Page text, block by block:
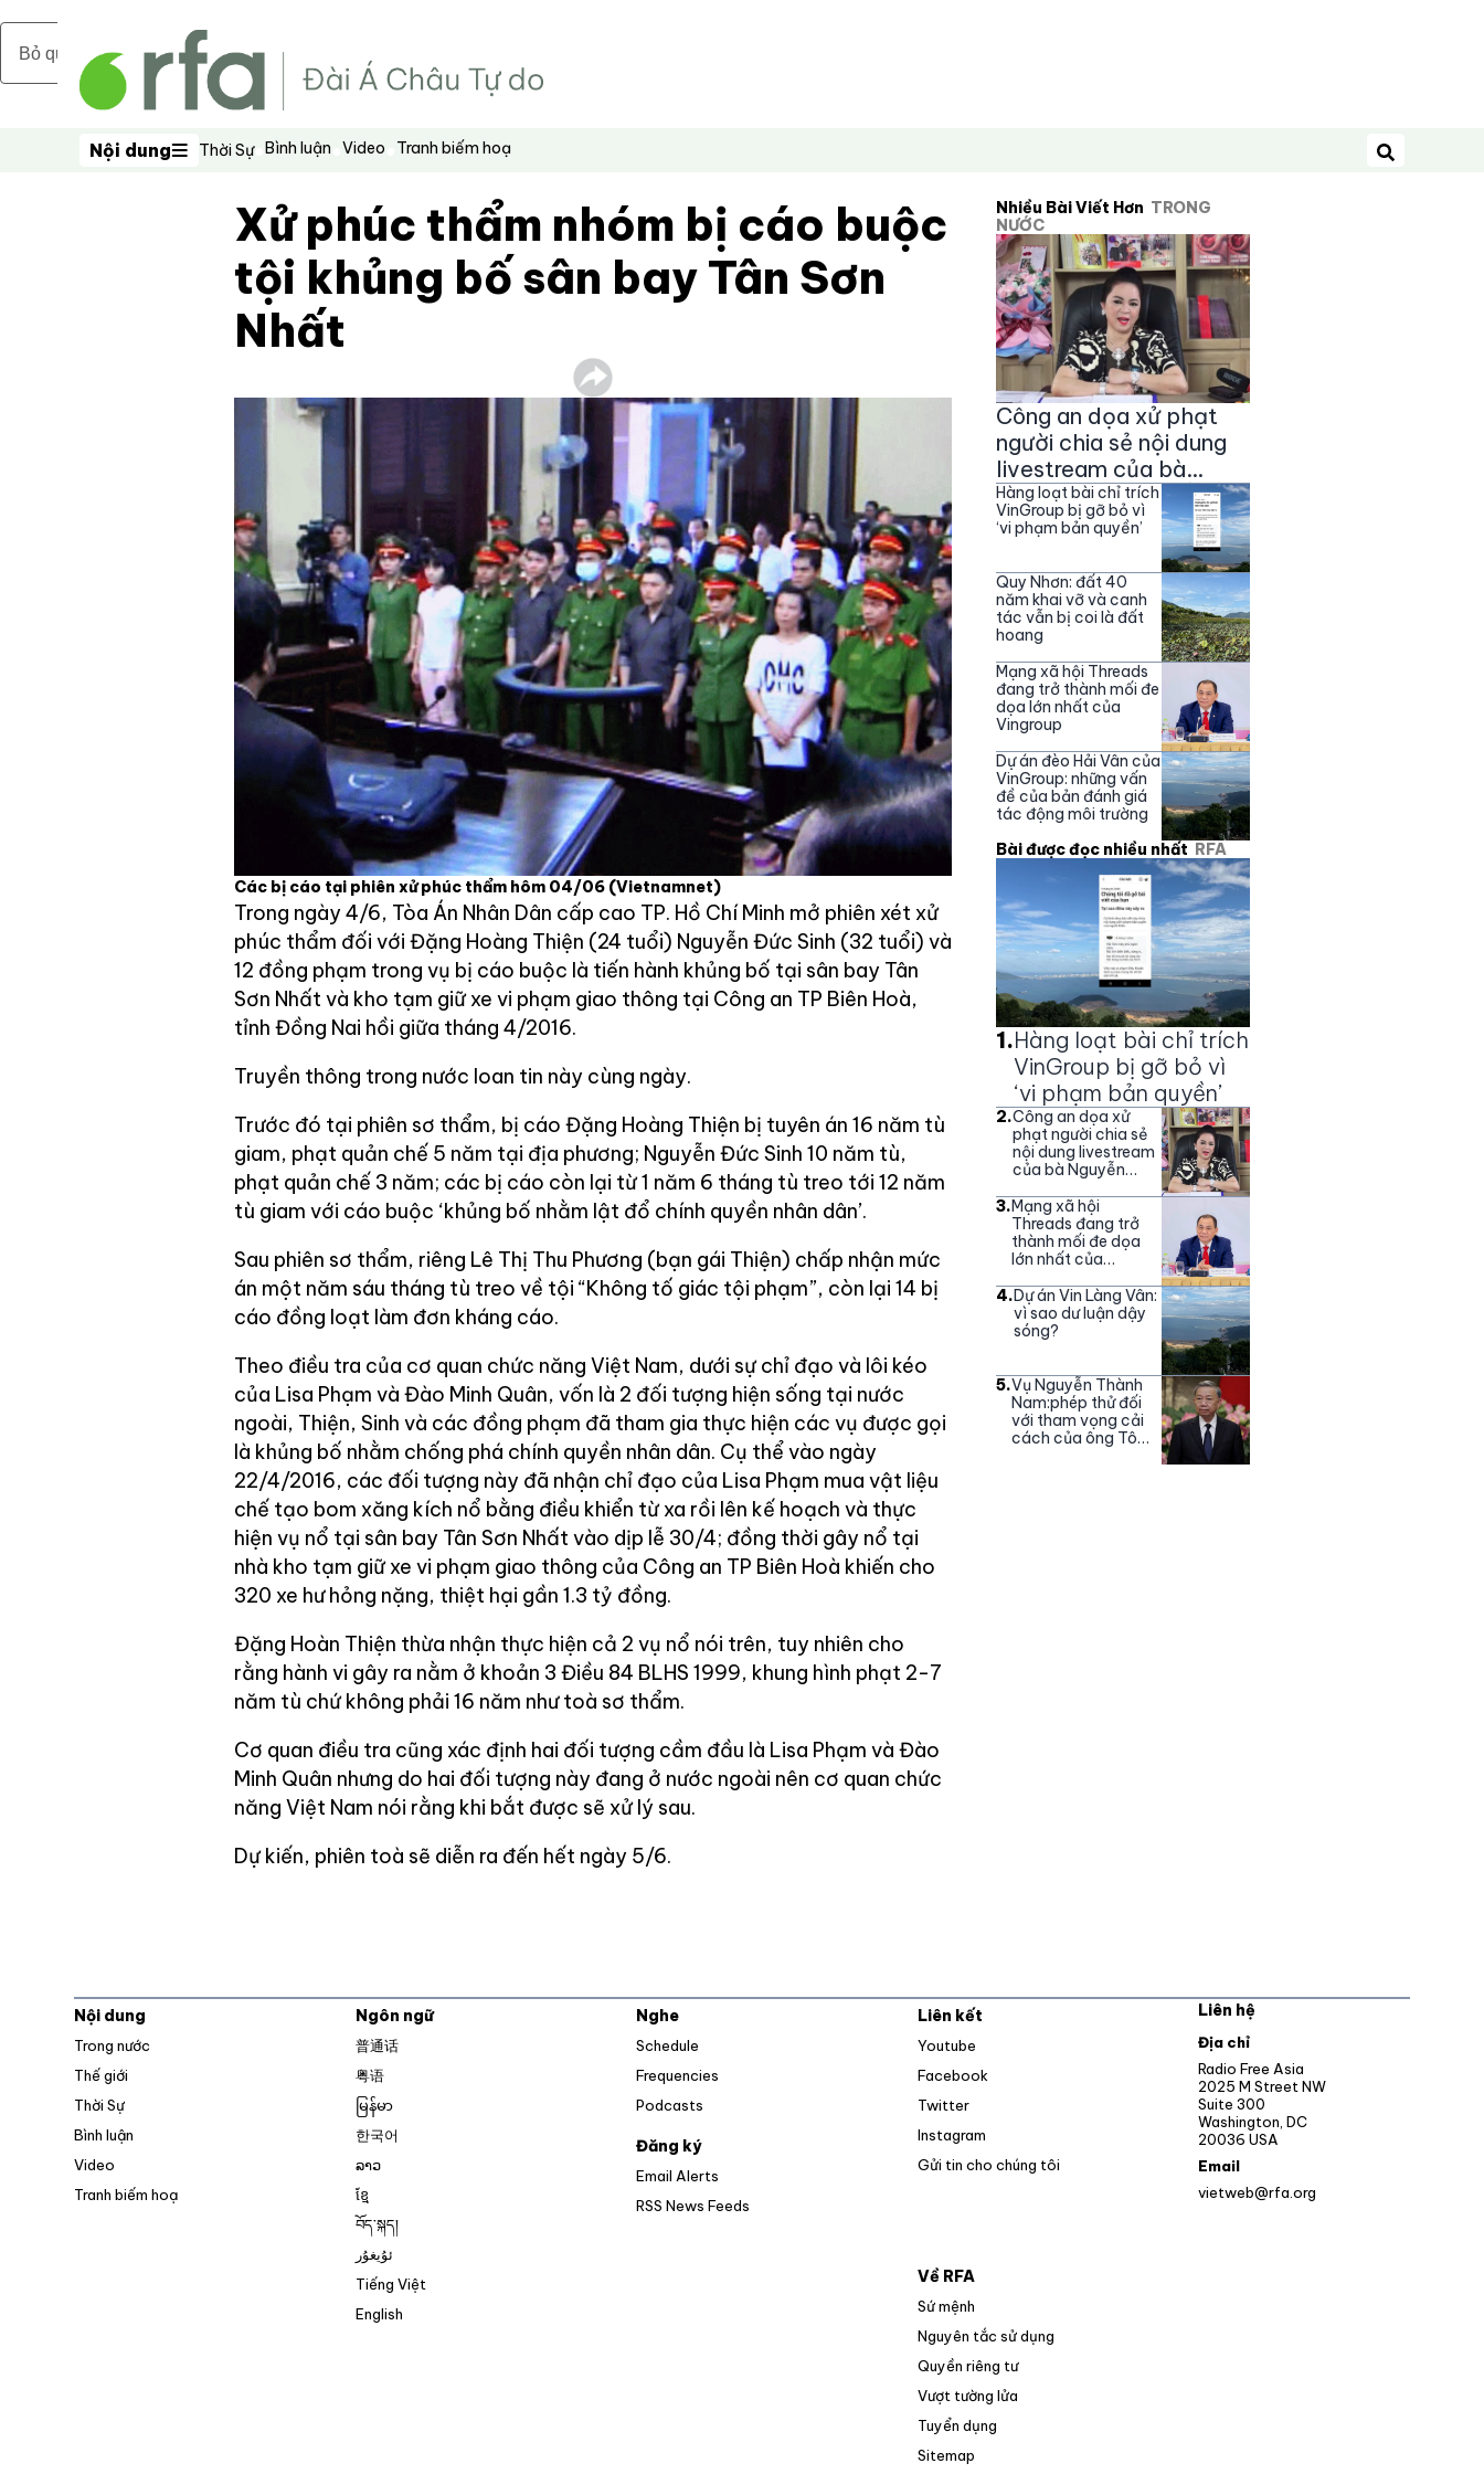
Bỏ qua nội dung chính
Nội dung
Nội dung Thời Sự Bình luận Video Tranh biếm hoạ
Tìm kiếm
Xử phúc thẩm nhóm bị cáo buộc
tội khủng bố sân bay Tân Sơn
Nhất
Các bị cáo tại phiên xử phúc thẩm hôm 04/06 (Vietnamnet)
Trong ngày 4/6, Tòa Án Nhân Dân cấp cao TP. Hồ Chí Minh mở phiên xét xử
phúc thẩm đối với Đặng Hoàng Thiện (24 tuổi) Nguyễn Đức Sinh (32 tuổi) và
12 đồng phạm trong vụ bị cáo buộc là tiến hành khủng bố tại sân bay Tân
Sơn Nhất và kho tạm giữ xe vi phạm giao thông tại Công an TP Biên Hoà,
tỉnh Đồng Nai hồi giữa tháng 4/2016.
Truyền thông trong nước loan tin này cùng ngày.
Trước đó tại phiên sơ thẩm, bị cáo Đặng Hoàng Thiện bị tuyên án 16 năm tù
giam, phạt quản chế 5 năm tại địa phương; Nguyễn Đức Sinh 10 năm tù,
phạt quản chế 3 năm; các bị cáo còn lại từ 1 năm 6 tháng tù treo tới 12 năm
tù giam với cáo buộc ‘khủng bố nhằm lật đổ chính quyền nhân dân’.
Sau phiên sơ thẩm, riêng Lê Thị Thu Phương (bạn gái Thiện) chấp nhận mức
án một năm sáu tháng tù treo về tội “Không tố giác tội phạm”, còn lại 14 bị
cáo đồng loạt làm đơn kháng cáo.
Theo điều tra của cơ quan chức năng Việt Nam, dưới sự chỉ đạo và lôi kéo
của Lisa Phạm và Đào Minh Quân, vốn là 2 đối tượng hiện sống tại nước
ngoài, Thiện, Sinh và các đồng phạm đã tham gia thực hiện các vụ được gọi
là khủng bố nhằm chống phá chính quyền nhân dân. Cụ thể vào ngày
22/4/2016, các đối tượng này đã nhận chỉ đạo của Lisa Phạm mua vật liệu
chế tạo bom xăng kích nổ bằng điều khiển từ xa rồi lên kế hoạch và thực
hiện vụ nổ tại sân bay Tân Sơn Nhất vào dịp lễ 30/4; đồng thời gây nổ tại
nhà kho tạm giữ xe vi phạm giao thông của Công an TP Biên Hoà khiến cho
320 xe hư hỏng nặng, thiệt hại gần 1.3 tỷ đồng.
Đặng Hoàn Thiện thừa nhận thực hiện cả 2 vụ nổ nói trên, tuy nhiên cho
rằng hành vi gây ra nằm ở khoản 3 Điều 84 BLHS 1999, khung hình phạt 2-7
năm tù chứ không phải 16 năm như toà sơ thẩm.
Cơ quan điều tra cũng xác định hai đối tượng cầm đầu là Lisa Phạm và Đào
Minh Quân nhưng do hai đối tượng này đang ở nước ngoài nên cơ quan chức
năng Việt Nam nói rằng khi bắt được sẽ xử lý sau.
Dự kiến, phiên toà sẽ diễn ra đến hết ngày 5/6.
Nhiều Bài Viết Hơn TRONG
NƯỚC
Công an dọa xử phạt
người chia sẻ nội dung
livestream của bà
Nguyễn Phương Hằng
Hàng loạt bài chỉ trích
VinGroup bị gỡ bỏ vì
‘vi phạm bản quyền’
Quy Nhơn: đất 40
năm khai vỡ và canh
tác vẫn bị coi là đất
hoang
Mạng xã hội Threads
đang trở thành mối đe
dọa lớn nhất của
Vingroup
Dự án đèo Hải Vân của
VinGroup: những vấn
đề của bản đánh giá
tác động môi trường
Bài được đọc nhiều nhất RFA
1.Hàng loạt bài chỉ trích
VinGroup bị gỡ bỏ vì
‘vi phạm bản quyền’
2.Công an dọa xử
phạt người chia sẻ
nội dung livestream
của bà Nguyễn
3.Mạng xã hội
Threads đang trở
thành mối đe dọa
lớn nhất của
4.Dự án Vin Làng Vân:
vì sao dư luận dậy
sóng?
5.Vụ Nguyễn Thành
Nam:phép thử đối
với tham vọng cải
cách của ông Tô
Nội dung
Trong nước
Thế giới
Thời Sự
Bình luận
Video
Tranh biếm hoạ
Ngôn ngữ
普通话
粤语
မြန်မာ
한국어
ລາວ
ខ្មែ
བོད་སྐད།
ئۇيغۇر
Tiếng Việt
English
Nghe
Schedule
Frequencies
Podcasts
Đăng ký
Email Alerts
RSS News Feeds
Liên kết
Youtube
Facebook
Twitter
Instagram
Gửi tin cho chúng tôi
Về RFA
Sứ mệnh
Nguyên tắc sử dụng
Quyền riêng tư
Vượt tường lửa
Tuyển dụng
Sitemap
Liên hệ
Địa chỉ
Radio Free Asia
2025 M Street NW
Suite 300
Washington, DC
20036 USA
Email
vietweb@rfa.org